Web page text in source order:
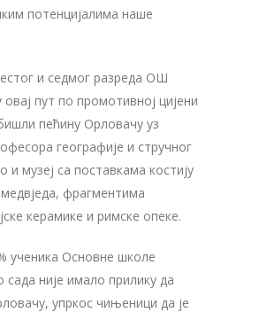
потенцијалима наше
и седмог разреда ОШ
овај пут по промотивној цијени
пећину Орловачу уз
географије и стручног
и музеј са поставкама костију
фрагментима
керамике и римске опеке.
ученика Основне школе
сада није имало прилику да
упркос чињеници да је